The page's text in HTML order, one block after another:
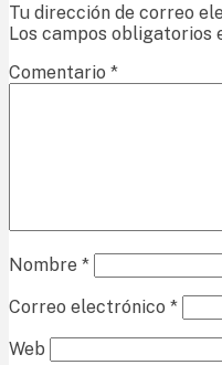
Tu dirección de correo
Los campos obligatorios
Comentario *
Nombre *
Correo electrónico *
Web